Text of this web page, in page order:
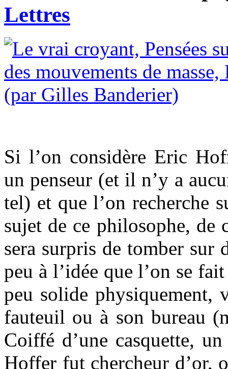
Lettres
Si l’on considère Eric
un penseur (et il n’y a
tel) et que l’on recherche
sujet de ce philosophe, de
sera surpris de tomber sur
peu à l’idée que l’on se
peu solide physiquement,
fauteuil ou à son bureau
Coiffé d’une casquette,
Hoffer fut chercheur d’or,